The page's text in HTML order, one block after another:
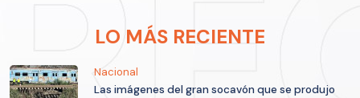
LO MÁS RECIENTE
Nacional
Las imágenes del gran socavón que se produjo